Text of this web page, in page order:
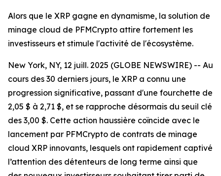
Alors que le XRP gagne en dynamisme, la solution de
minage cloud de PFMCrypto attire fortement les
investisseurs et stimule l'activité de l'écosystème.
New York, NY, 12 juill. 2025 (GLOBE NEWSWIRE) -- Au
cours des 30 derniers jours, le XRP a connu une
progression significative, passant d'une fourchette de
2,05 $ à 2,71 $, et se rapproche désormais du seuil clé
des 3,00 $. Cette action haussière coïncide avec le
lancement par PFMCrypto de contrats de minage
cloud XRP innovants, lesquels ont rapidement captivé
l’attention des détenteurs de long terme ainsi que